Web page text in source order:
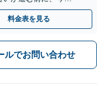
料金表を見る
ルでお問い合わせ